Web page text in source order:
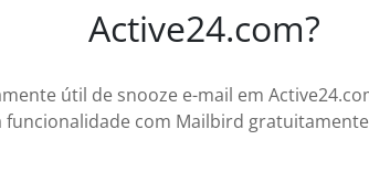
Active24.com?
útil de snooze e-mail em
com Mailbird